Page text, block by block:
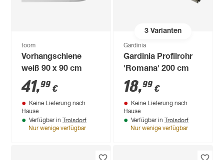
toom
Vorhangschiene
weiß 90 x 90 cm
41,99 €
Keine Lieferung nach
Hause
Verfügbar in Troisdorf
Nur wenige verfügbar
3Varianten
Gardinia
Gardinia Profilrohr
'Romana' 200 cm
18,99 €
Keine Lieferung nach
Hause
Verfügbar in Troisdorf
Nur wenige verfügbar